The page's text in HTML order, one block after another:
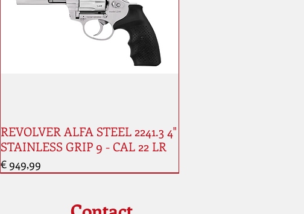
REVOLVER ALFA STEEL 2241.3 4"
STAINLESS GRIP 9 - CAL 22 LR
Prijs
€ 949,99